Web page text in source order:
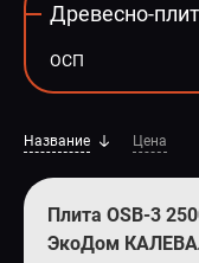
Древесно-
ОСП
Название Цена
Плита OSB-3
ЭкоДом